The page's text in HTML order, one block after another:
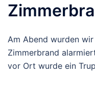
Am Abend wurden
Zimmerbrand
vor Ort wurde ein